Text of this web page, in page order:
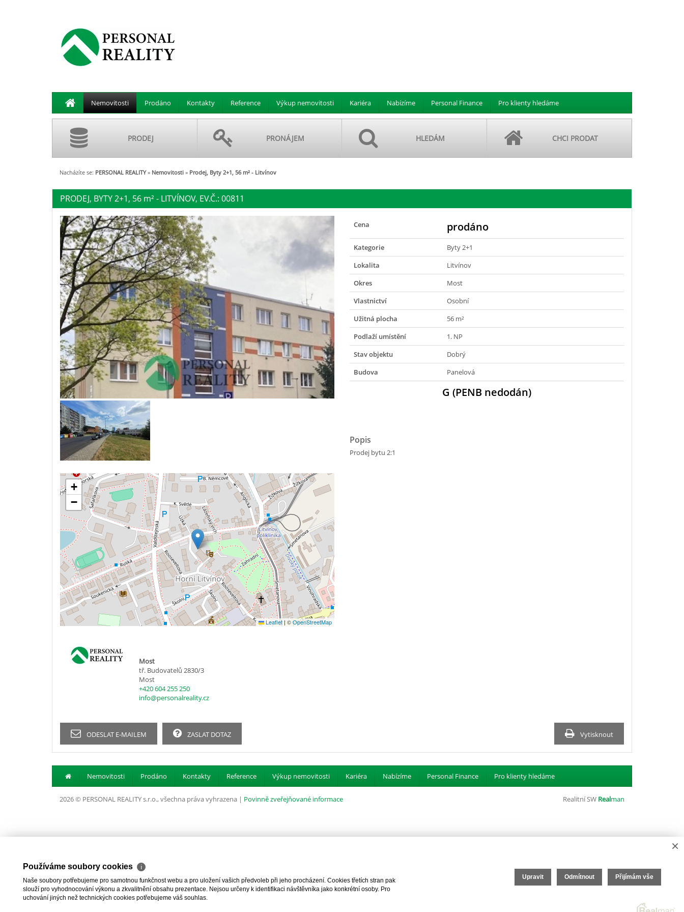
Nemovitosti Prodáno Kontakty Reference Výkup nemovitosti Kariéra Nabízíme Personal Finance Pro klienty hledáme
PRODEJ PRONÁJEM HLEDÁM CHCI PRODAT
Nacházíte se: PERSONAL REALITY » Nemovitosti » Prodej, Byty 2+1, 56 m² - Litvínov
PRODEJ, BYTY 2+1, 56 m²- LITVÍNOV, EV.Č.: 00811
+
−
Leaflet | ©OpenStreetMap
Most
tř. Budovatelů 2830/3
Most
+420 604 255 250
info@personalreality.cz
Cena prodáno
Kategorie
Byty 2+1
Lokalita
Litvínov
Okres
Most
Vlastnictví
Osobní
Užitná plocha
56 m²
Podlaží umístění
1. NP
Stav objektu
Dobrý
Budova
Panelová
G (PENB nedodán)
Popis
Prodej bytu 2:1
ODESLAT E-MAILEM ZASLAT DOTAZ Vytisknout
Nemovitosti Prodáno Kontakty Reference Výkup nemovitosti Kariéra Nabízíme Personal Finance Pro klienty hledáme
2026 © PERSONAL REALITY s.r.o., všechna práva vyhrazena | Povinně zveřejňované informace Realitní SW Realman
×
Používáme soubory cookies ℹ
Naše soubory potřebujeme pro samotnou funkčnost webu a pro uložení vašich předvoleb při jeho procházení. Cookies třetích stran pak
slouží pro vyhodnocování výkonu a zkvalitnění obsahu prezentace. Nejsou určeny k identifikaci návštěvníka jako konkrétní osoby. Pro
uchování jiných než technických cookies potřebujeme váš souhlas.
Upravit Odmítnout Přijímám vše